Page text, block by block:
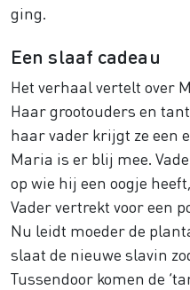
ging.
Een slaaf cadeau
Het verhaal vertelt over
Haar grootouders en
haar vader krijgt ze een
Maria is er blij mee.
op wie hij een oogje
Vader vertrekt voor een
Nu leidt moeder de
slaat de nieuwe slavin
Tussendoor komen de